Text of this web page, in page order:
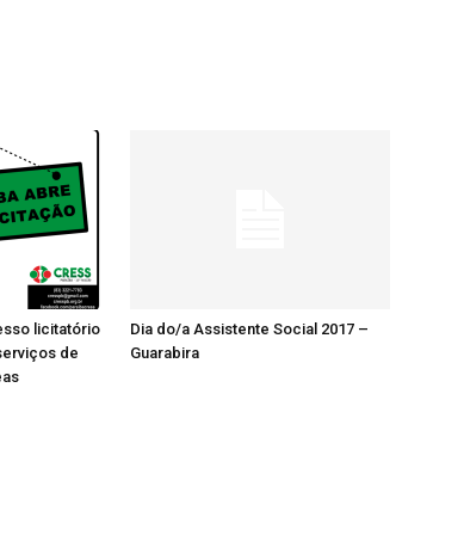
licitatório
de
Dia do/a Assistente Social 2017 –
Guarabira